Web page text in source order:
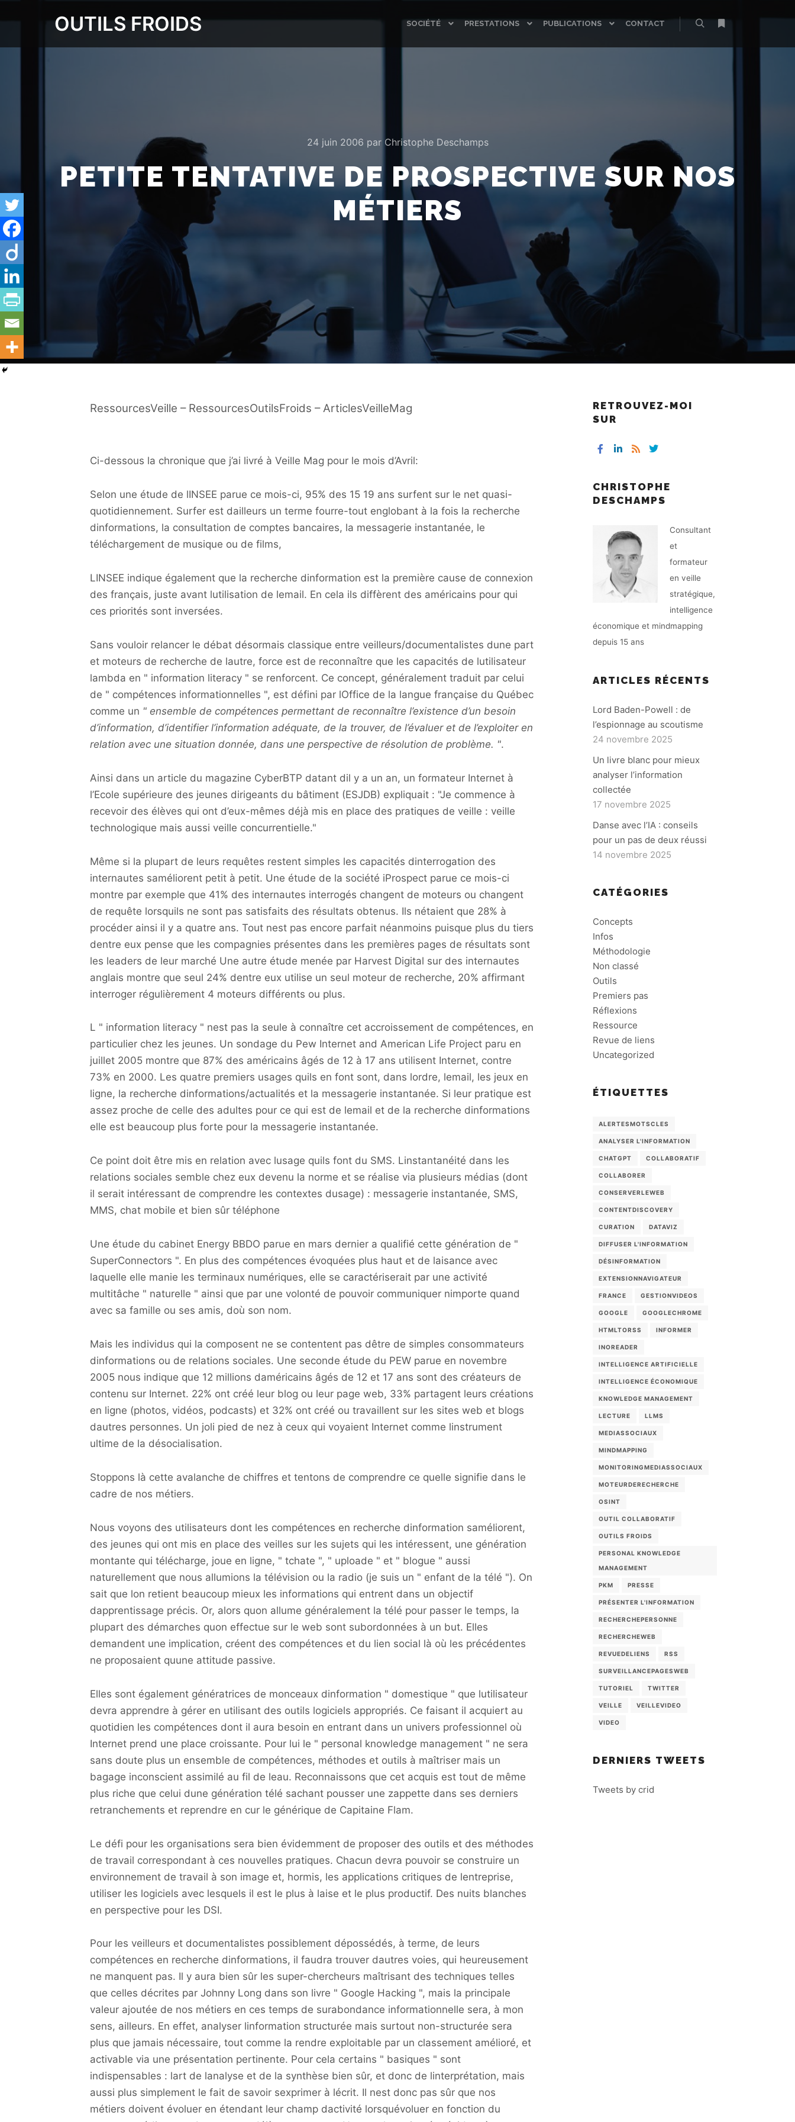
OUTILS FROIDS SOCIÉTÉ PRESTATIONS PUBLICATIONS
CONTACT
24 juin 2006 par Christophe Deschamps
PETITE TENTATIVE DE PROSPECTIVE SUR NOS
MÉTIERS
RessourcesVeille – RessourcesOutilsFroids – ArticlesVeilleMag
Ci-dessous la chronique que j’ai livré à Veille Mag pour le mois d’Avril:
Selon une étude de lINSEE parue ce mois-ci, 95% des 15 19 ans surfent sur le net quasi-
quotidiennement. Surfer est dailleurs un terme fourre-tout englobant à la fois la recherche
dinformations, la consultation de comptes bancaires, la messagerie instantanée, le
téléchargement de musique ou de films,
LINSEE indique également que la recherche dinformation est la première cause de connexion
des français, juste avant lutilisation de lemail. En cela ils diffèrent des américains pour qui
ces priorités sont inversées.
Sans vouloir relancer le débat désormais classique entre veilleurs/documentalistes dune part
et moteurs de recherche de lautre, force est de reconnaître que les capacités de lutilisateur
lambda en " information literacy " se renforcent. Ce concept, généralement traduit par celui
de " compétences informationnelles ", est défini par lOffice de la langue française du Québec
comme un " ensemble de compétences permettant de reconnaître l’existence d’un besoin
d’information, d’identifier l’information adéquate, de la trouver, de l’évaluer et de l’exploiter en
relation avec une situation donnée, dans une perspective de résolution de problème. ".
Ainsi dans un article du magazine CyberBTP datant dil y a un an, un formateur Internet à
l’Ecole supérieure des jeunes dirigeants du bâtiment (ESJDB) expliquait : "Je commence à
recevoir des élèves qui ont d’eux-mêmes déjà mis en place des pratiques de veille : veille
technologique mais aussi veille concurrentielle."
Même si la plupart de leurs requêtes restent simples les capacités dinterrogation des
internautes saméliorent petit à petit. Une étude de la société iProspect parue ce mois-ci
montre par exemple que 41% des internautes interrogés changent de moteurs ou changent
de requête lorsquils ne sont pas satisfaits des résultats obtenus. Ils nétaient que 28% à
procéder ainsi il y a quatre ans. Tout nest pas encore parfait néanmoins puisque plus du tiers
dentre eux pense que les compagnies présentes dans les premières pages de résultats sont
les leaders de leur marché Une autre étude menée par Harvest Digital sur des internautes
anglais montre que seul 24% dentre eux utilise un seul moteur de recherche, 20% affirmant
interroger régulièrement 4 moteurs différents ou plus.
L " information literacy " nest pas la seule à connaître cet accroissement de compétences, en
particulier chez les jeunes. Un sondage du Pew Internet and American Life Project paru en
juillet 2005 montre que 87% des américains âgés de 12 à 17 ans utilisent Internet, contre
73% en 2000. Les quatre premiers usages quils en font sont, dans lordre, lemail, les jeux en
ligne, la recherche dinformations/actualités et la messagerie instantanée. Si leur pratique est
assez proche de celle des adultes pour ce qui est de lemail et de la recherche dinformations
elle est beaucoup plus forte pour la messagerie instantanée.
Ce point doit être mis en relation avec lusage quils font du SMS. Linstantanéité dans les
relations sociales semble chez eux devenu la norme et se réalise via plusieurs médias (dont
il serait intéressant de comprendre les contextes dusage) : messagerie instantanée, SMS,
MMS, chat mobile et bien sûr téléphone
Une étude du cabinet Energy BBDO parue en mars dernier a qualifié cette génération de "
SuperConnectors ". En plus des compétences évoquées plus haut et de laisance avec
laquelle elle manie les terminaux numériques, elle se caractériserait par une activité
multitâche " naturelle " ainsi que par une volonté de pouvoir communiquer nimporte quand
avec sa famille ou ses amis, doù son nom.
Mais les individus qui la composent ne se contentent pas dêtre de simples consommateurs
dinformations ou de relations sociales. Une seconde étude du PEW parue en novembre
2005 nous indique que 12 millions daméricains âgés de 12 et 17 ans sont des créateurs de
contenu sur Internet. 22% ont créé leur blog ou leur page web, 33% partagent leurs créations
en ligne (photos, vidéos, podcasts) et 32% ont créé ou travaillent sur les sites web et blogs
dautres personnes. Un joli pied de nez à ceux qui voyaient Internet comme linstrument
ultime de la désocialisation.
Stoppons là cette avalanche de chiffres et tentons de comprendre ce quelle signifie dans le
cadre de nos métiers.
Nous voyons des utilisateurs dont les compétences en recherche dinformation saméliorent,
des jeunes qui ont mis en place des veilles sur les sujets qui les intéressent, une génération
montante qui télécharge, joue en ligne, " tchate ", " uploade " et " blogue " aussi
naturellement que nous allumions la télévision ou la radio (je suis un " enfant de la télé "). On
sait que lon retient beaucoup mieux les informations qui entrent dans un objectif
dapprentissage précis. Or, alors quon allume généralement la télé pour passer le temps, la
plupart des démarches quon effectue sur le web sont subordonnées à un but. Elles
demandent une implication, créent des compétences et du lien social là où les précédentes
ne proposaient quune attitude passive.
Elles sont également génératrices de monceaux dinformation " domestique " que lutilisateur
devra apprendre à gérer en utilisant des outils logiciels appropriés. Ce faisant il acquiert au
quotidien les compétences dont il aura besoin en entrant dans un univers professionnel où
Internet prend une place croissante. Pour lui le " personal knowledge management " ne sera
sans doute plus un ensemble de compétences, méthodes et outils à maîtriser mais un
bagage inconscient assimilé au fil de leau. Reconnaissons que cet acquis est tout de même
plus riche que celui dune génération télé sachant pousser une zappette dans ses derniers
retranchements et reprendre en cur le générique de Capitaine Flam.
Le défi pour les organisations sera bien évidemment de proposer des outils et des méthodes
de travail correspondant à ces nouvelles pratiques. Chacun devra pouvoir se construire un
environnement de travail à son image et, hormis, les applications critiques de lentreprise,
utiliser les logiciels avec lesquels il est le plus à laise et le plus productif. Des nuits blanches
en perspective pour les DSI.
Pour les veilleurs et documentalistes possiblement dépossédés, à terme, de leurs
compétences en recherche dinformations, il faudra trouver dautres voies, qui heureusement
ne manquent pas. Il y aura bien sûr les super-chercheurs maîtrisant des techniques telles
que celles décrites par Johnny Long dans son livre " Google Hacking ", mais la principale
valeur ajoutée de nos métiers en ces temps de surabondance informationnelle sera, à mon
sens, ailleurs. En effet, analyser linformation structurée mais surtout non-structurée sera
plus que jamais nécessaire, tout comme la rendre exploitable par un classement amélioré, et
activable via une présentation pertinente. Pour cela certains " basiques " sont
indispensables : lart de lanalyse et de la synthèse bien sûr, et donc de linterprétation, mais
aussi plus simplement le fait de savoir sexprimer à lécrit. Il nest donc pas sûr que nos
métiers doivent évoluer en étendant leur champ dactivité lorsquévoluer en fonction du
RETROUVEZ-MOI
SUR
CHRISTOPHE
DESCHAMPS
Consultant
et
formateur
en veille
stratégique,
intelligence
économique et mindmapping
depuis 15 ans
ARTICLES RÉCENTS
Lord Baden-Powell : de
l’espionnage au scoutisme
24 novembre 2025
Un livre blanc pour mieux
analyser l’information
collectée
17 novembre 2025
Danse avec l’IA : conseils
pour un pas de deux réussi
14 novembre 2025
CATÉGORIES
Concepts
Infos
Méthodologie
Non classé
Outils
Premiers pas
Réflexions
Ressource
Revue de liens
Uncategorized
ÉTIQUETTES
ALERTESMOTSCLES
ANALYSER L'INFORMATION
CHATGPT COLLABORATIF
COLLABORER
CONSERVERLEWEB
CONTENTDISCOVERY
CURATION DATAVIZ
DIFFUSER L'INFORMATION
DÉSINFORMATION
EXTENSIONNAVIGATEUR
FRANCE GESTIONVIDEOS
GOOGLE GOOGLECHROME
HTMLTORSS INFORMER
INOREADER
INTELLIGENCE ARTIFICIELLE
INTELLIGENCE ÉCONOMIQUE
KNOWLEDGE MANAGEMENT
LECTURE LLMS
MEDIASSOCIAUX
MINDMAPPING
MONITORINGMEDIASSOCIAUX
MOTEURDERECHERCHE
OSINT
OUTIL COLLABORATIF
OUTILS FROIDS
PERSONAL KNOWLEDGE
MANAGEMENT
PKM PRESSE
PRÉSENTER L'INFORMATION
RECHERCHEPERSONNE
RECHERCHEWEB
REVUEDELIENS RSS
SURVEILLANCEPAGESWEB
TUTORIEL TWITTER
VEILLE VEILLEVIDEO
VIDEO
DERNIERS TWEETS
Tweets by crid